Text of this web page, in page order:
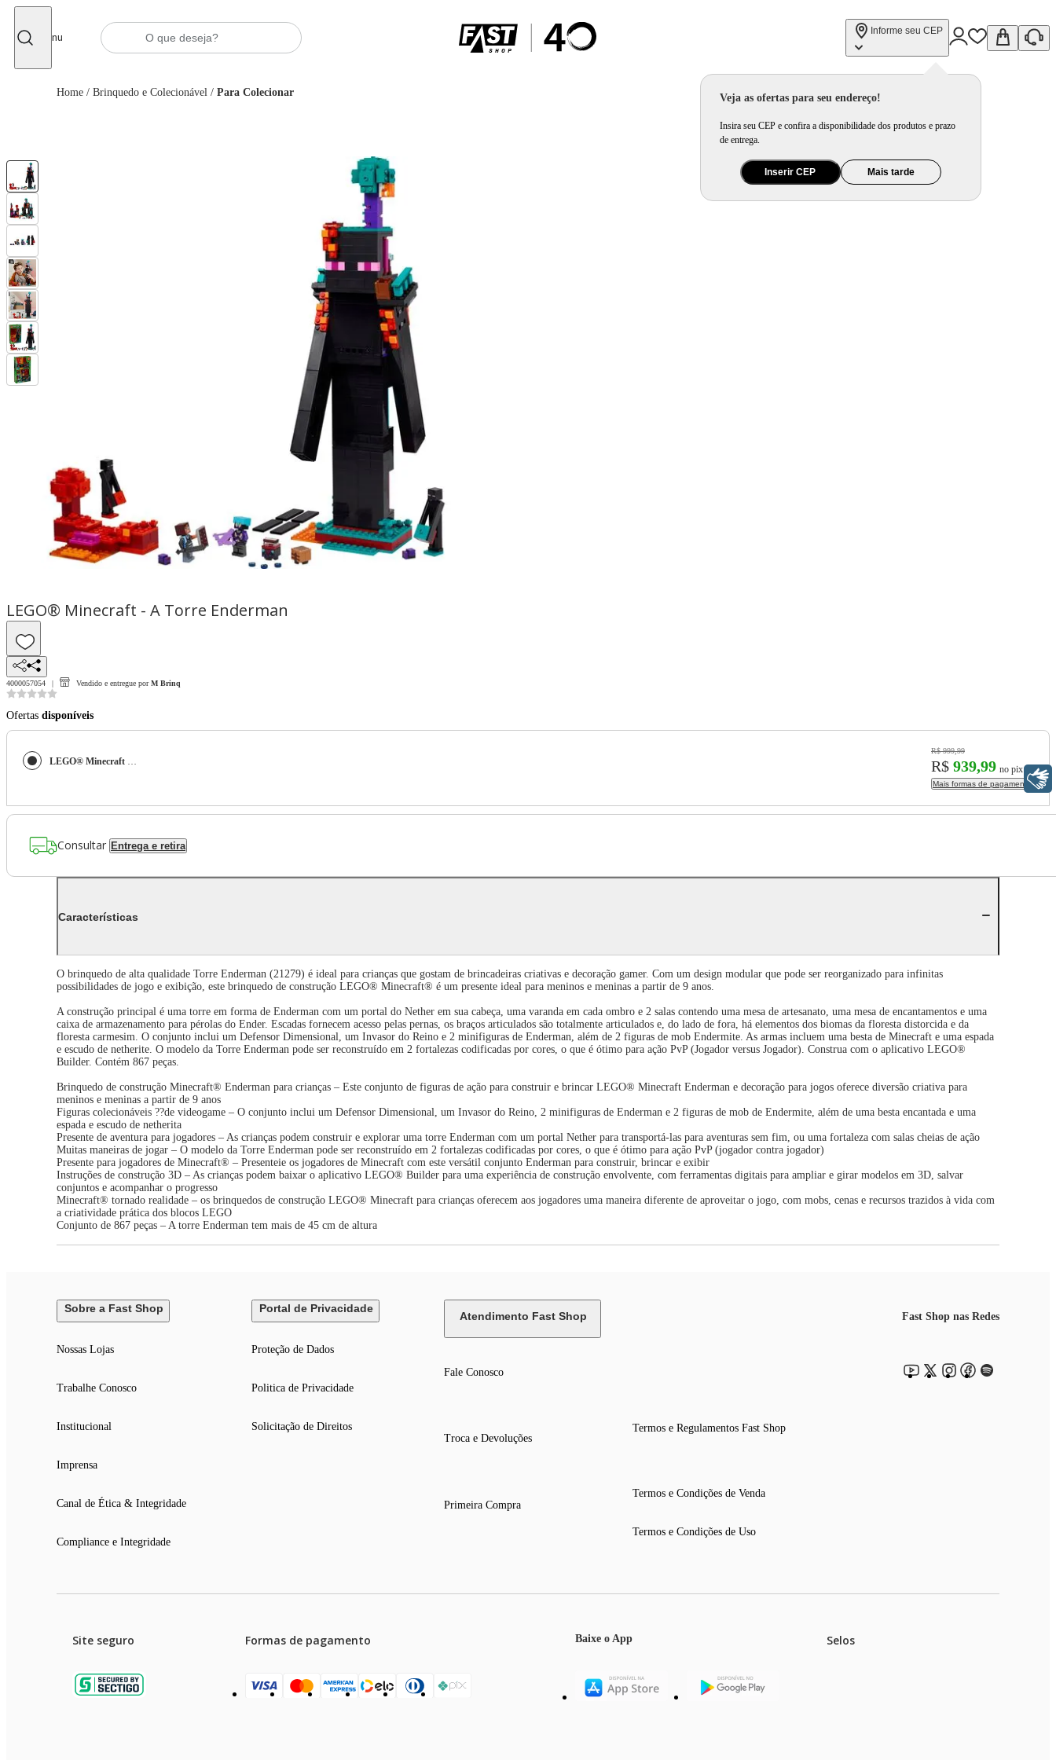
Menu
Informe seu CEP
Veja as ofertas para seu endereço!
Insira seu CEP e confira a disponibilidade dos produtos e prazo
de entrega.
Inserir CEP Mais tarde
Home / Brinquedo e Colecionável / Para Colecionar
LEGO® Minecraft - A Torre Enderman
4000057054 Vendido e entregue por M Brinq
Ofertas disponíveis
LEGO® Minecraft - A Torre Enderman
R$ 999,99
R$ 939,99 no pix
Mais formas de pagamento
Consultar Entrega e retira
Características
O brinquedo de alta qualidade Torre Enderman (21279) é ideal para crianças que gostam de brincadeiras criativas e decoração gamer. Com um design modular que pode ser reorganizado para infinitas
possibilidades de jogo e exibição, este brinquedo de construção LEGO® Minecraft® é um presente ideal para meninos e meninas a partir de 9 anos.
A construção principal é uma torre em forma de Enderman com um portal do Nether em sua cabeça, uma varanda em cada ombro e 2 salas contendo uma mesa de artesanato, uma mesa de encantamentos e uma
caixa de armazenamento para pérolas do Ender. Escadas fornecem acesso pelas pernas, os braços articulados são totalmente articulados e, do lado de fora, há elementos dos biomas da floresta distorcida e da
floresta carmesim. O conjunto inclui um Defensor Dimensional, um Invasor do Reino e 2 minifiguras de Enderman, além de 2 figuras de mob Endermite. As armas incluem uma besta de Minecraft e uma espada
e escudo de netherite. O modelo da Torre Enderman pode ser reconstruído em 2 fortalezas codificadas por cores, o que é ótimo para ação PvP (Jogador versus Jogador). Construa com o aplicativo LEGO®
Builder. Contém 867 peças.
Brinquedo de construção Minecraft® Enderman para crianças – Este conjunto de figuras de ação para construir e brincar LEGO® Minecraft Enderman e decoração para jogos oferece diversão criativa para
meninos e meninas a partir de 9 anos
Figuras colecionáveis ??de videogame – O conjunto inclui um Defensor Dimensional, um Invasor do Reino, 2 minifiguras de Enderman e 2 figuras de mob de Endermite, além de uma besta encantada e uma
espada e escudo de netherita
Presente de aventura para jogadores – As crianças podem construir e explorar uma torre Enderman com um portal Nether para transportá-las para aventuras sem fim, ou uma fortaleza com salas cheias de ação
Muitas maneiras de jogar – O modelo da Torre Enderman pode ser reconstruído em 2 fortalezas codificadas por cores, o que é ótimo para ação PvP (jogador contra jogador)
Presente para jogadores de Minecraft® – Presenteie os jogadores de Minecraft com este versátil conjunto Enderman para construir, brincar e exibir
Instruções de construção 3D – As crianças podem baixar o aplicativo LEGO® Builder para uma experiência de construção envolvente, com ferramentas digitais para ampliar e girar modelos em 3D, salvar
conjuntos e acompanhar o progresso
Minecraft® tornado realidade – os brinquedos de construção LEGO® Minecraft para crianças oferecem aos jogadores uma maneira diferente de aproveitar o jogo, com mobs, cenas e recursos trazidos à vida com
a criatividade prática dos blocos LEGO
Conjunto de 867 peças – A torre Enderman tem mais de 45 cm de altura
Sobre a Fast Shop
Nossas Lojas
Trabalhe Conosco
Institucional
Imprensa
Canal de Ética & Integridade
Compliance e Integridade
Portal de Privacidade
Proteção de Dados
Politica de Privacidade
Solicitação de Direitos
Atendimento Fast Shop
Fale Conosco
Troca e Devoluções
Primeira Compra
Termos e Regulamentos Fast Shop
Termos e Condições de Venda
Termos e Condições de Uso
Fast Shop nas Redes
Site seguro Formas de pagamento Baixe o App Selos
Libras